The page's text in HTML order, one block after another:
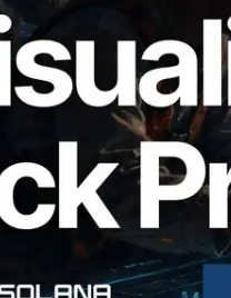
Solana Block
位視覺化區塊生